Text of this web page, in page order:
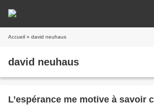
Accueil » david neuhaus
david neuhaus
L’espérance me motive à savoir